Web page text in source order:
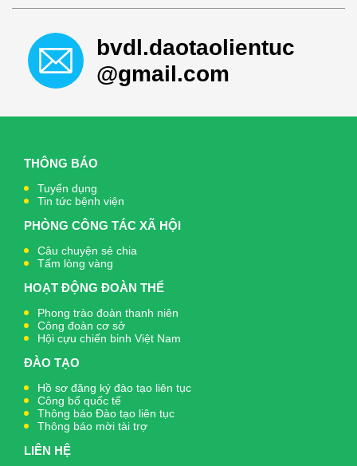
bvdl.daotaolientuc
@gmail.com
THÔNG BÁO
Tuyển dụng
Tin tức bệnh viện
PHÒNG CÔNG TÁC XÃ HỘI
Câu chuyện sẻ chia
Tấm lòng vàng
HOẠT ĐỘNG ĐOÀN THỂ
Phong trào đoàn thanh niên
Công đoàn cơ sở
Hội cựu chiến binh Việt Nam
ĐÀO TẠO
Hồ sơ đăng ký đào tạo liên tục
Công bố quốc tế
Thông báo Đào tạo liên tục
Thông báo mời tài trợ
LIÊN HỆ